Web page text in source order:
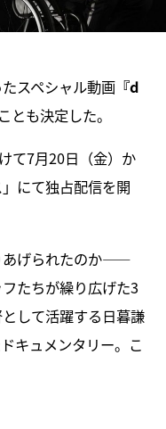
スペシャル動画『d
とも決定した。
て7月20日（金）か
にて独占配信を開
あげられたのか――
たちが繰り広げた3
して活躍する日暮謙
キュメンタリー。こ